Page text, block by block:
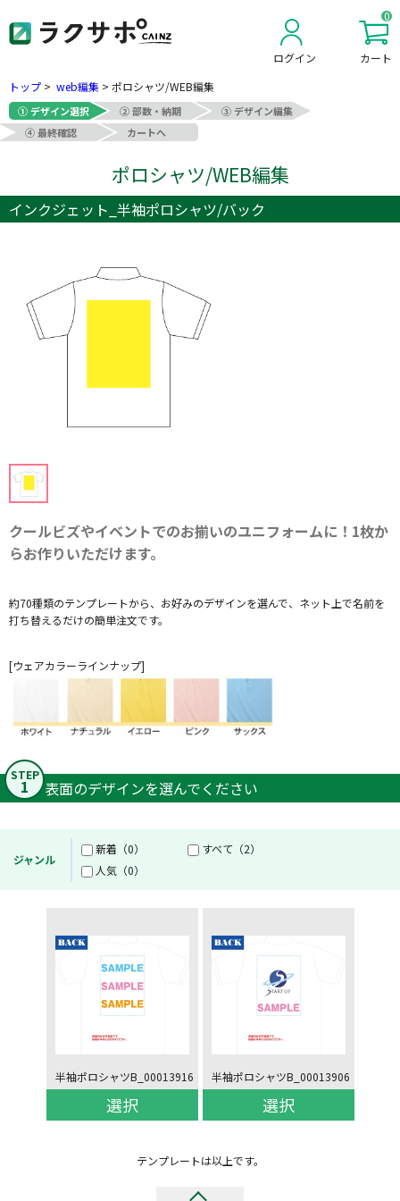
ログイン
0
カート
トップ > web編集 > ポロシャツ/WEB編集
① デザイン選択 ② 部数・納期
③ デザイン編集
④ 最終確認
カートへ
ポロシャツ/WEB編集
インクジェット_半袖ポロシャツ/バック
クールビズやイベントでのお揃いのユニフォームに！1枚か
らお作りいただけます。
約70種類のテンプレートから、お好みのデザインを選んで、ネット上で名前を
打ち替えるだけの簡単注文です。
[ウェアカラーラインナップ]
STEP
1 表面のデザインを選んでください
ジャンル
新着（0）
人気（0）
すべて（2）
半袖ポロシャツB_00013916
選択
半袖ポロシャツB_00013906
選択
テンプレートは以上です。